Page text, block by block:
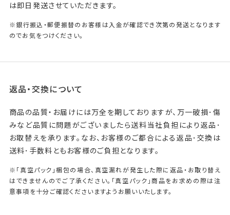
は即日発送させていただきます。
※銀行振込・郵便振替のお客様は入金が確認でき次第の発送となります
のでお気をつけください。
返品・交換について
商品の品質・お届けには万全を期しておりますが、万一破損･傷
みなど品質に問題がございましたら送料当社負担により返品･
お取替えを承ります。なお、お客様のご都合による返品･交換は
送料･手数料ともお客様のご負担となります。
※「真空パック」梱包の場合、真空漏れが発生した際に返品・お取り替え
はできませんのでご了承ください。「真空パック」商品をお求めの際は注
意事項を十分ご確認くださいますようお願いいたします。